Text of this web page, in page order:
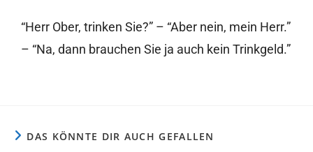
“Herr Ober, trinken Sie?” – “Aber nein, mein Herr.”
– “Na, dann brauchen Sie ja auch kein Trinkgeld.”
DAS KÖNNTE DIR AUCH GEFALLEN